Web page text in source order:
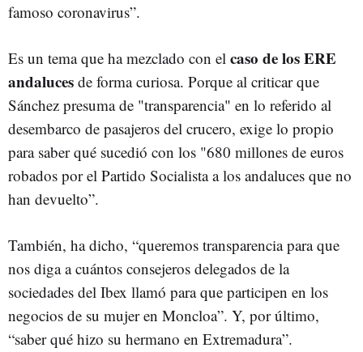
famoso coronavirus”.
Es un tema que ha mezclado con el caso de los ERE
andaluces de forma curiosa. Porque al criticar que
Sánchez presuma de "transparencia" en lo referido al
desembarco de pasajeros del crucero, exige lo propio
para saber qué sucedió con los "680 millones de euros
robados por el Partido Socialista a los andaluces que no
han devuelto”.
También, ha dicho, “queremos transparencia para que
nos diga a cuántos consejeros delegados de la
sociedades del Ibex llamó para que participen en los
negocios de su mujer en Moncloa”. Y, por último,
“saber qué hizo su hermano en Extremadura”.